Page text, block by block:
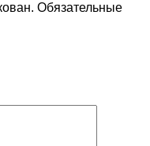
Обязательные